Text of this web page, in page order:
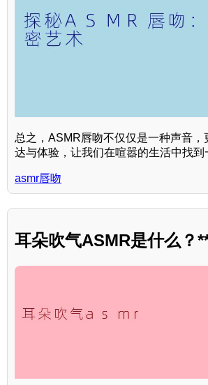
总之，ASMR唇吻不仅仅是一种声音，
达与体验，让我们在喧嚣的生活中找到
asmr唇吻
耳朵吹气ASMR是什么？